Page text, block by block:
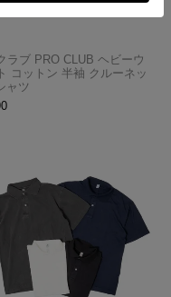
ラブ PRO CLUB ヘビーウ
コットン 半袖 クルーネッ
ャツ